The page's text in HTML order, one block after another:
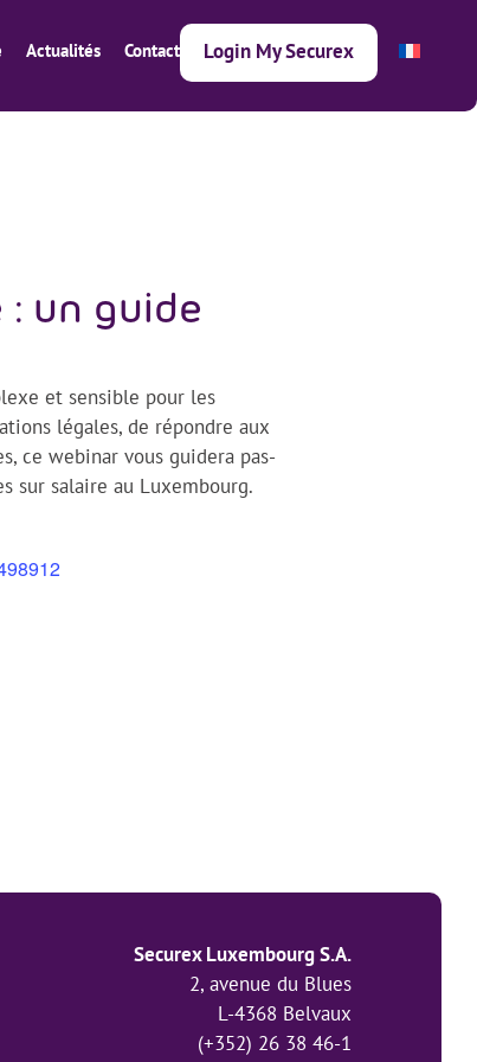
Actualités Contact Login My Securex
un guide
et sensible pour les
légales, de répondre aux
ce webinar vous guidera pas-
sur salaire au Luxembourg.
Securex Luxembourg S.A.
2, avenue du Blues
L-4368 Belvaux
(+352) 26 38 46-1